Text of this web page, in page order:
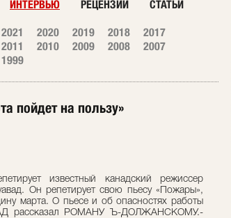
ИНТЕРВЬЮ РЕЦЕНЗИИ СТАТЬИ
2021 2020 2019 2018
2017
2011 2010 2009 2008
2007
1999
пойдет на пользу»
известный канадский режиссер
Он репетирует свою пьесу «Пожары»,
марта. О пьесе и об опасностях работы
рассказал РОМАНУ Ъ-ДОЛЖАНСКОМУ.-